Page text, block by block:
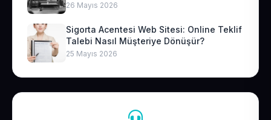
26 Mayıs 2026
Sigorta Acentesi Web Sitesi: Online Teklif
Talebi Nasıl Müşteriye Dönüşür?
25 Mayıs 2026